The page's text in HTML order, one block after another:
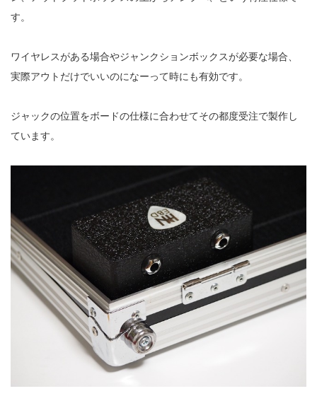
す。
ワイヤレスがある場合やジャンクションボックスが必要な場合、
実際アウトだけでいいのになーって時にも有効です。
ジャックの位置をボードの仕様に合わせてその都度受注で製作し
ています。